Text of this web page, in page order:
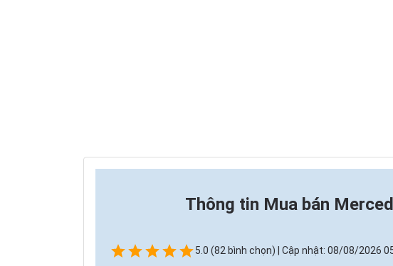
Thông tin Mua bán
5.0 (82 bình chọn) | Cập nhật: 08/08/2026